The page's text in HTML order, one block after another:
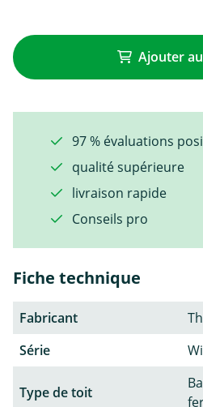
Ajouter
97 % évaluations
qualité supérieure
livraison rapide
Conseils pro
Fiche technique
Fabricant
Série
Type de toit